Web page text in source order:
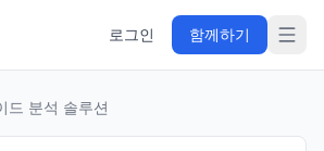
로그인 함께하기
드 분석 솔루션